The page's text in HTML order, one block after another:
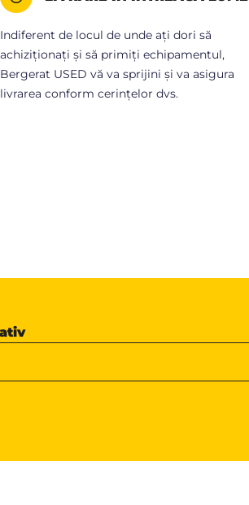
Indiferent de locul de unde ați dori să
achiziționați și să primiți echipamentul,
Bergerat USED vă va sprijini și va asigura
livrarea conform cerințelor dvs.